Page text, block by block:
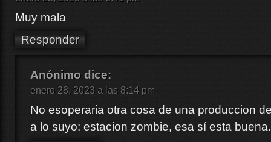
Muy mala
Responder
Anónimo dice:
enero 28, 2023 a las 8:14 pm
No esoperaria otra cosa de una produccion
a lo suyo: estacion zombie, esa sí esta